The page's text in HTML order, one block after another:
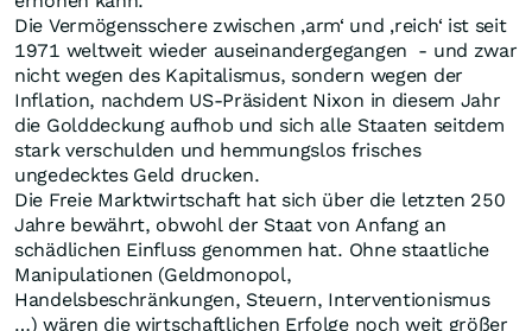
Die Vermögensschere zwischen ‚arm‘ und ‚reich‘ ist seit
1971 weltweit wieder auseinandergegangen - und zwar
nicht wegen des Kapitalismus, sondern wegen der
Inflation, nachdem US-Präsident Nixon in diesem Jahr
die Golddeckung aufhob und sich alle Staaten seitdem
stark verschulden und hemmungslos frisches
ungedecktes Geld drucken.
Die Freie Marktwirtschaft hat sich über die letzten 250
Jahre bewährt, obwohl der Staat von Anfang an
schädlichen Einfluss genommen hat. Ohne staatliche
Manipulationen (Geldmonopol,
Handelsbeschränkungen, Steuern, Interventionismus
…) wären die wirtschaftlichen Erfolge noch weit größer